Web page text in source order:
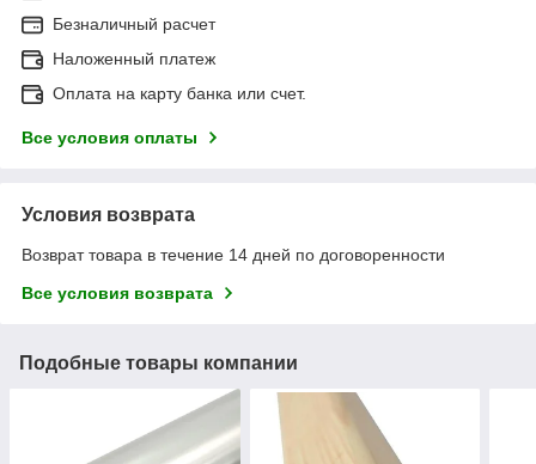
Безналичный расчет
Наложенный платеж
Оплата на карту банка или счет.
Все условия оплаты
Условия возврата
Возврат товара в течение 14 дней по договоренности
Все условия возврата
Подобные товары компании